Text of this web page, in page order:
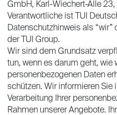
GmbH, Karl-Wiechert-Alle
Verantwortliche ist TUI
Datenschutzhinweis als “wir”
der TUI Group.
Wir sind dem Grundsatz
tun, wenn es darum geht, wie
personenbezogenen Daten
schützen. Wir informieren Sie
Verarbeitung Ihrer
Rahmen unserer Angebote.